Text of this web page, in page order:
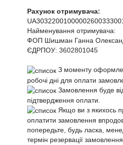
Рахунок отримувача:
Найменування отримувача:
ФОП Шишман Ганна
ЄДРПОУ: 3602801045
З моменту
робочі дні для оплати
Замовлення буде
підтвердження оплати.
Якщо ви з якихось
оплатити замовлення
попередьте, будь ласка,
термін резервації